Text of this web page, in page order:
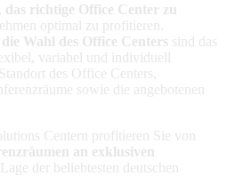
das richtige Office Center zu
optimal zu profitieren.
Wahl des Office Centers sind das
variabel und individuell
des Office Centers,
sowie die angebotenen
Centern profitieren Sie von
an exklusiven
der beliebtesten deutschen